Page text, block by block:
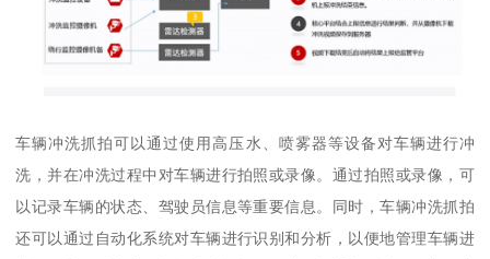
车辆冲洗抓拍可以通过使用高压水、喷雾器等设备对车辆进行冲
洗，并在冲洗过程中对车辆进行拍照或录像。通过拍照或录像，可
以记录车辆的状态、驾驶员信息等重要信息。同时，车辆冲洗抓拍
还可以通过自动化系统对车辆进行识别和分析，以便地管理车辆进